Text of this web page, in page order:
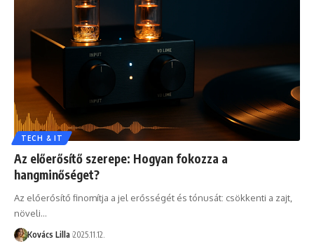
TECH & IT
Az előerősítő szerepe: Hogyan fokozza a
hangminőséget?
Az előerősítő finomítja a jel erősségét és tónusát: csökkenti a zajt,
növeli…
Kovács Lilla 2025.11.12.